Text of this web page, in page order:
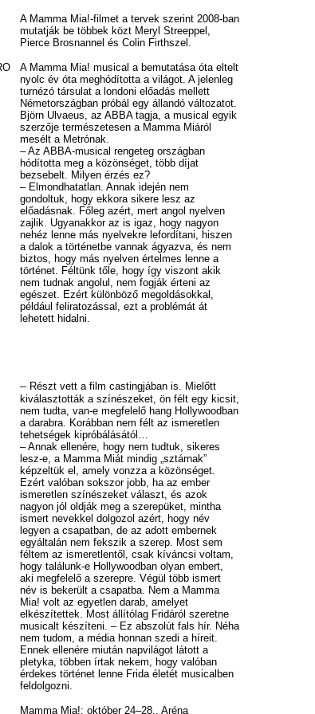
A Mamma Mia!-filmet a tervek szerint 2008-ban
mutatják be többek közt Meryl Streeppel,
Pierce Brosnannel és Colin Firthszel.
A Mamma Mia! musical a bemutatása óta eltelt
nyolc év óta meghódította a világot. A jelenleg
turnézó társulat a londoni előadás mellett
Németországban próbál egy állandó változatot.
Björn Ulvaeus, az ABBA tagja, a musical egyik
szerzője természetesen a Mamma Miáról
mesélt a Metrónak.
–Az ABBA-musical rengeteg országban
hódította meg a közönséget, több díjat
bezsebelt. Milyen érzés ez?
– Elmondhatatlan. Annak idején nem
gondoltuk,
hogy ekkora sikere lesz az
előadásnak. Főleg azért, mert angol nyelven
zajlik. Ugyanakkor az is igaz, hogy nagyon
nehéz lenne más nyelvekre lefordítani, hiszen
a dalok a történetbe vannak ágyazva, és nem
biztos, hogy más nyelven értelmes lenne a
történet. Féltünk tőle, hogy így viszont akik
nem tudnak angolul, nem fogják érteni az
egészet. Ezért különböző megoldásokkal,
például feliratozással, ezt a problémát át
lehetett hidalni.
– Részt vett a film castingjában is. Mielőtt
kiválasztották a színészeket, ön félt egy kicsit,
nem tudta, van-e megfelelő hang Hollywoodban
a darabra. Korábban nem félt az ismeretlen
tehetségek kipróbálásától…
– Annak ellenére, hogy nem tudtuk, sikeres
lesz-e, a Mamma Miát mindig „sztárnak”
képzeltük el, amely vonzza a közönséget.
Ezért valóban sokszor jobb, ha az ember
ismeretlen színészeket választ, és azok
nagyon jól oldják meg a szerepüket, mintha
ismert nevekkel dolgozol azért, hogy név
legyen a csapatban, de az adott embernek
egyáltalán nem fekszik a szerep. Most sem
féltem az ismeretlentől, csak kíváncsi voltam,
hogy találunk-e Hollywoodban olyan embert,
aki megfelelő a szerepre. Végül több ismert
név is bekerült a csapatba. Nem a Mamma
Mia! volt az egyetlen darab, amelyet
elkészítettek. Most állítólag Fridáról szeretne
musicalt készíteni. – Ez abszolút fals hír. Néha
nem tudom, a média honnan szedi a híreit.
Ennek ellenére miután napvilágot látott a
pletyka, többen írtak nekem, hogy valóban
érdekes történet lenne Frida életét musicalben
feldolgozni.
Mamma Mia!: október 24–28., Aréna